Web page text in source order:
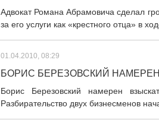
Адвокат Романа Абрамовича сделал
за его услуги как «крестного отца» в
01.04.2010, 08:29
БОРИС БЕРЕЗОВСКИЙ
Борис Березовский намерен
Разбирательство двух бизнесменов